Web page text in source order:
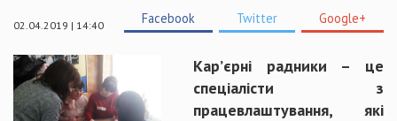
02.04.2019 | 14:40 Facebook Twitter Google+
Кар’єрні радники – це
спеціалісти з
працевлаштування, які